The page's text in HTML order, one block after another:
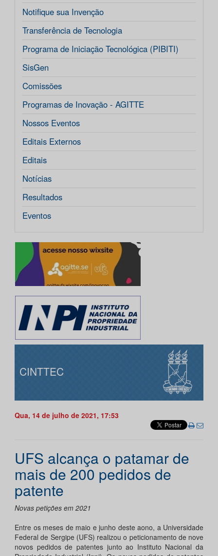
Notifique sua Invenção
Transferência de Tecnologia
Programa de Iniciação Tecnológica (PIBITI)
SisGen
Comissões
Programas de Inovação - AGITTE
Nossos Eventos
Editais Externos
Editais
Notícias
Resultados
Eventos
CINTTEC
Qua, 14 de julho de 2021, 17:53
UFS alcança o patamar de
mais de 200 pedidos de
patente
Novas petições em 2021
Entre os meses de maio e junho deste aono, a Universidade
Federal de Sergipe (UFS) realizou o peticionamento de nove
novos pedidos de patentes junto ao Instituto Nacional da